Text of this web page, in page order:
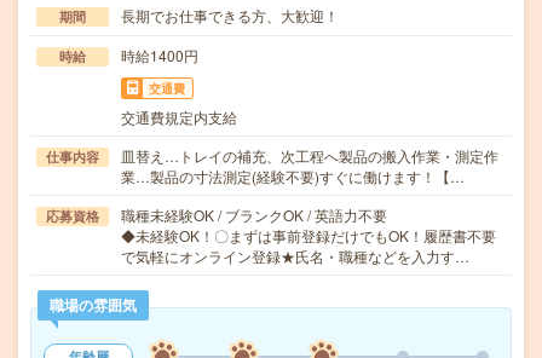
期間 長期でお仕事できる方、大歓迎！
時給 時給1400円
交通費
交通費規定内支給
仕事内容
皿替え…トレイの補充、次工程へ製品の搬入作業・測定作
業…製品の寸法測定(経験不要)すぐに働けます！【…
応募資格
職種未経験OK / ブランクOK / 英語力不要
◆未経験OK！〇まずは事前登録だけでもOK！履歴書不要
で気軽にオンライン登録★氏名・職種などを入力す…
職場の雰囲気